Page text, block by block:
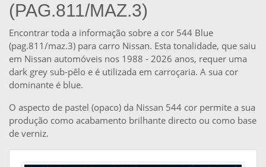
(PAG.811/MAZ.3)
Encontrar toda a informação sobre a cor 544 Blue
(pag.811/maz.3) para carro Nissan. Esta tonalidade, que saiu
em Nissan automóveis nos 1988 - 2026 anos, requer uma
dark grey sub-pêlo e é utilizada em carroçaria. A sua cor
dominante é blue.
O aspecto de pastel (opaco) da Nissan 544 cor permite a sua
produção como acabamento brilhante directo ou como base
de verniz.